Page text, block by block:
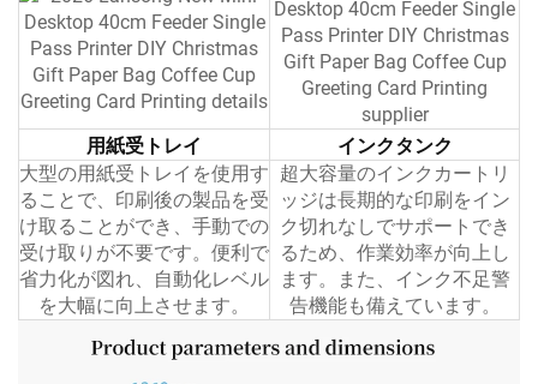
用紙受トレイ
インクタンク
大型の用紙受トレイを使用す
ることで、印刷後の製品を受
け取ることができ、手動での
受け取りが不要です。便利で
省力化が図れ、自動化レベル
を大幅に向上させます。
超大容量のインクカートリ
ッジは長期的な印刷をイン
ク切れなしでサポートでき
るため、作業効率が向上し
ます。また、インク不足警
告機能も備えています。